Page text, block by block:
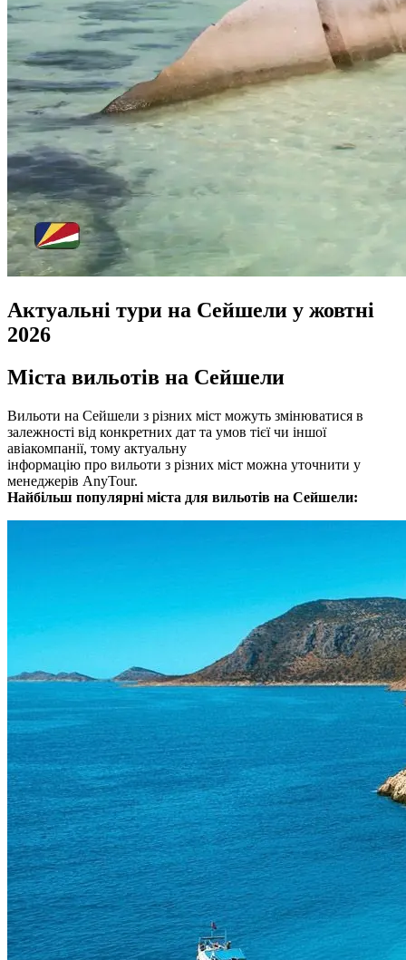
Актуальні тури на Сейшели у жовтні
2026
Міста вильотів на Сейшели
Вильоти на Сейшели з різних міст можуть змінюватися в
залежності від конкретних дат та умов тієї чи іншої
авіакомпанії, тому актуальну
інформацію про вильоти з різних міст можна уточнити у
менеджерів AnyTour.
Найбільш популярні міста для вильотів на Сейшели: